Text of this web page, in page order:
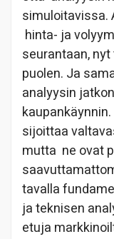
simuloitavissa.
hinta- ja
seurantaan,
puolen. Ja
analyysin
sijoittaa
mutta ne ovat
tavalla
ja teknisen
etuja